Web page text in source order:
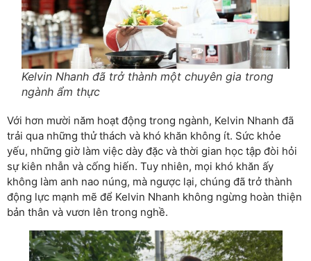
Kelvin Nhanh đã trở thành một chuyên gia trong
ngành ẩm thực
Với hơn mười năm hoạt động trong ngành, Kelvin Nhanh đã
trải qua những thử thách và khó khăn không ít. Sức khỏe
yếu, những giờ làm việc dày đặc và thời gian học tập đòi hỏi
sự kiên nhẫn và cống hiến. Tuy nhiên, mọi khó khăn ấy
không làm anh nao núng, mà ngược lại, chúng đã trở thành
động lực mạnh mẽ để Kelvin Nhanh không ngừng hoàn thiện
bản thân và vươn lên trong nghề.